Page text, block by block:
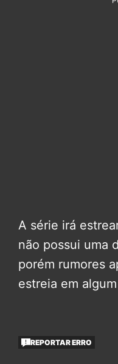
A série irá
não possui uma
porém rumores
estreia em
REPORTAR ERRO